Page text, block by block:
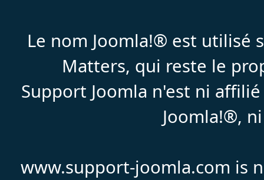
Le nom Joomla!® est
Matters, qui reste le
Support Joomla n'est ni
Joomla!®,
www.support-joomla.com is